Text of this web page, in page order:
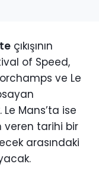
çıkışının
of Speed,
ve Le
Mans’ta ise
veren tarihi bir
arasındaki